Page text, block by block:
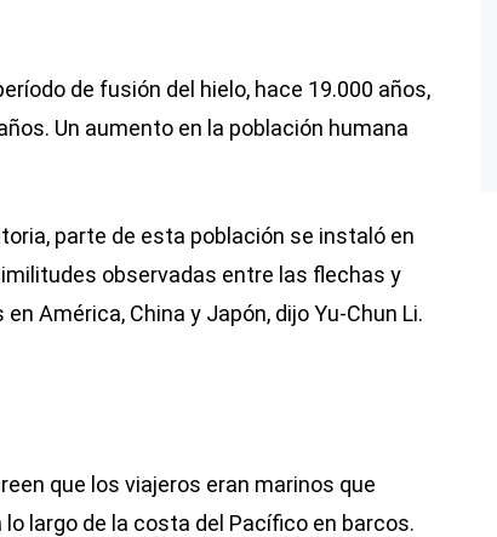
de fusión del hielo, hace 19.000 años,
Un aumento en la población humana
parte de esta población se instaló en
observadas entre las flechas y
América, China y Japón, dijo Yu-Chun Li.
que los viajeros eran marinos que
largo de la costa del Pacífico en barcos.